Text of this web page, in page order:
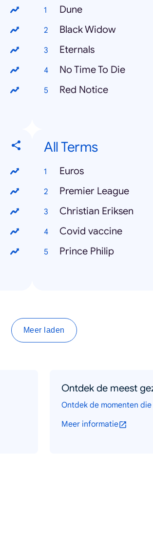
Dune
Black Widow
Eternals
No Time To Die
Red Notice
All Terms
Euros
Premier League
Christian Eriksen
Covid vaccine
Prince Philip
Meer laden
Ontdek de meest
Ontdek de momenten
Meer informatie